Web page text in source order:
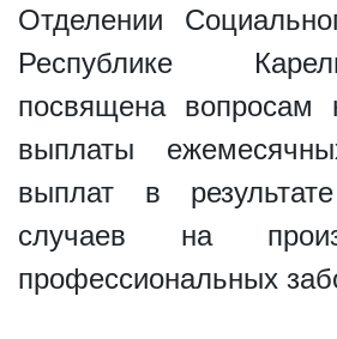
Отделении
Республике
посвящена вопросам
выплаты
выплат в
случаев на
профессиональных